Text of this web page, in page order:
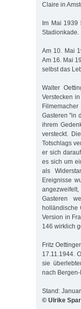
Claire in
Im Mai 1939
Stadionkade.
Am 10. Mai
Am 16. Mai
selbst das
Walter
Verstecken
Gasteren "in
ihrem
versteckt.
Totschlags
er sich
es sich um
als
Ereignisse
Gasteren
holländische
Version in
146 wirklich
Fritz
17.11.1944.
sie
nach
Stand:
© Ulrike